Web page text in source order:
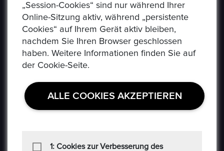
Kommissionsgebühren
Allgemeine Bestimmungen
Social-Media AGB
Cookie
CONTACT US
Auf der Hatterwiese 8, 63322 Rödermark
„Session-Cookies“ sind nur während Ihrer
Online-Sitzung aktiv, während „persistente
Cookies“ auf Ihrem Gerät aktiv bleiben,
nachdem Sie Ihren Browser geschlossen
haben. Weitere Informationen finden Sie auf
der Cookie-Seite.
ALLE COOKIES AKZEPTIEREN
1: Cookies zur Verbesserung des